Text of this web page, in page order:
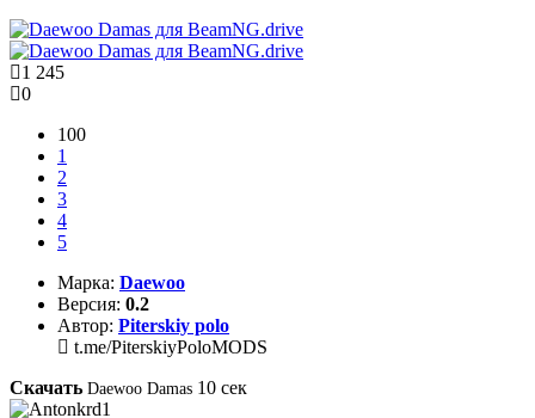
1 245
0
100
1
2
3
4
5
Марка: Daewoo
Версия: 0.2
Автор: Piterskiy polo
t.me/PiterskiyPoloMODS
Скачать Daewoo Damas 10 сек